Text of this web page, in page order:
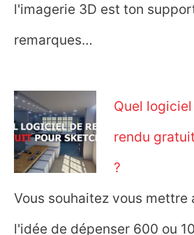
l'imagerie 3D est ton
remarques…
Quel
rendu
?
Vous souhaitez vous mettre
l'idée de dépenser 600 ou